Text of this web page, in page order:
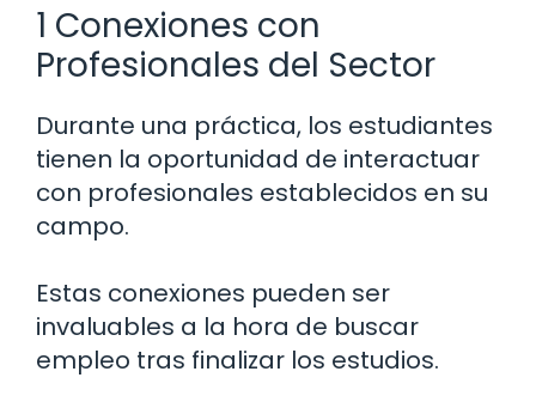
1 Conexiones con
Profesionales del Sector
Durante una práctica, los estudiantes
tienen la oportunidad de interactuar
con profesionales establecidos en su
campo.
Estas conexiones pueden ser
invaluables a la hora de buscar
empleo tras finalizar los estudios.